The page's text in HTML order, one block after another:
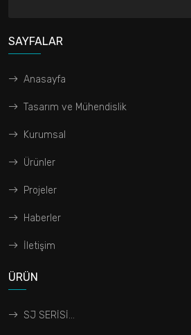
SAYFALAR
Anasayfa
Tasarım ve Mühendislik
Kurumsal
Ürünler
Projeler
Haberler
İletişim
ÜRÜN
SJ SERİSİ...